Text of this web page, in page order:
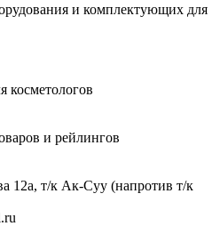
и комплектующих для
косметологов
и рейлингов
12а, т/к Ак-Суу (напротив т/к